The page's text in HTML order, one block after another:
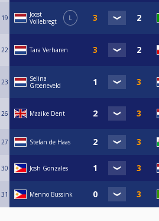
19
Joost
Vollebregt
L
22 Tara Verharen
23
Selina
Groeneveld
26 Maaike Dent
27 Stefan de Haas
30 Josh Gonzales
31 Menno Bussink